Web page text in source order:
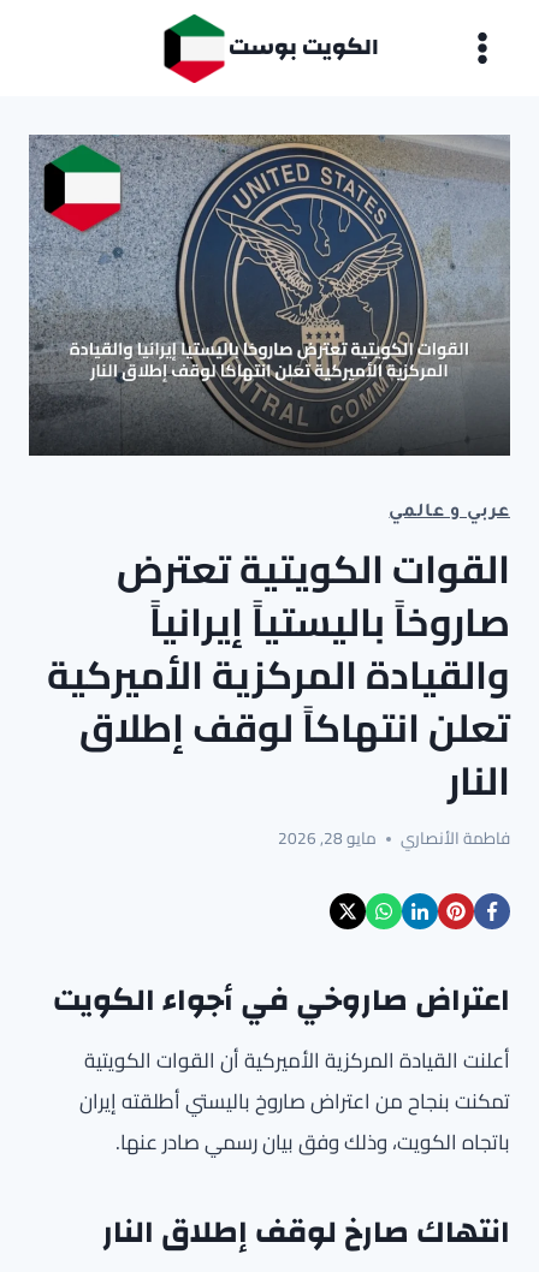
الكويت بوست
عربي و عالمي
القوات الكويتية تعترض
صاروخاً باليستياً إيرانياً
والقيادة المركزية الأميركية
تعلن انتهاكاً لوقف إطلاق
النار
فاطمة الأنصاري مايو 28, 2026
اعتراض صاروخي في أجواء الكويت
أعلنت القيادة المركزية الأميركية أن القوات الكويتية
تمكنت بنجاح من اعتراض صاروخ باليستي أطلقته إيران
باتجاه الكويت، وذلك وفق بيان رسمي صادر عنها.
انتهاك صارخ لوقف إطلاق النار